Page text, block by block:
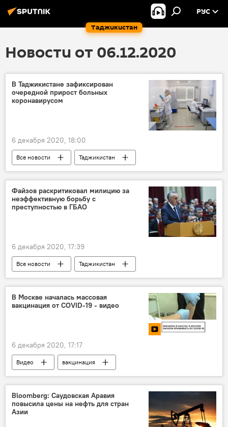
Таджикистан
РУС
Новости от 06.12.2020
В Таджикистане зафиксирован
очередной прирост больных
коронавирусом
6 декабря 2020, 18:00
Все новости
Таджикистан
Здравоохранение
коронавирус
Коронавирус в Таджикистане: последние новости
Файзов раскритиковал милицию за
неэффективную борьбу с
преступностью в ГБАО
6 декабря 2020, 17:39
Все новости
Таджикистан
Общество
Ташкент
В Москве началась массовая
вакцинация от COVID-19 - видео
6 декабря 2020, 17:17
Видео
вакцинация
вакцина от коронавируса
коронавирус
Москва
Коронавирус: опасное заболевание в России и мире
Bloomberg: Саудовская Аравия
повысила цены на нефть для стран
Азии